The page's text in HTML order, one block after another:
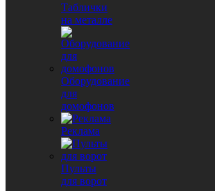
Таблички
на металле
Оборудование
для
домофонов
Реклама
Пульты
для ворот